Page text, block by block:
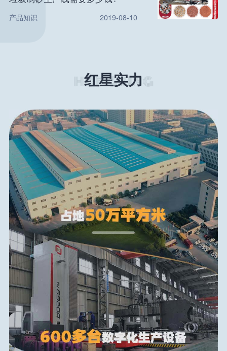
产品知识 2019-08-10
红星实力